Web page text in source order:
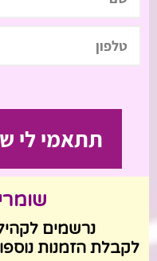
נרשמים
לקבלת הזמנות